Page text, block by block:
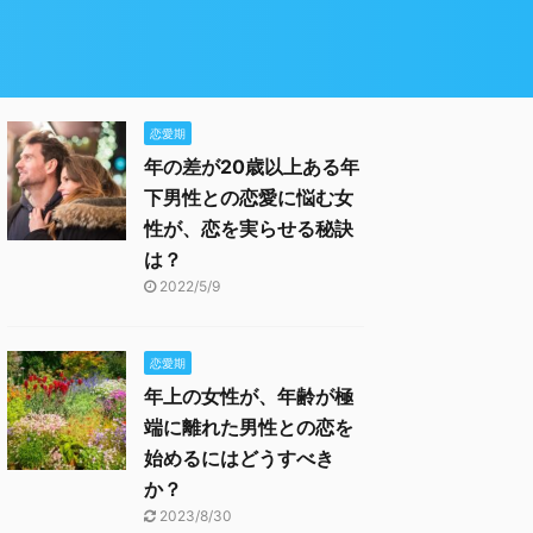
恋愛期
年の差が20歳以上ある年
下男性との恋愛に悩む女
性が、恋を実らせる秘訣
は？
2022/5/9
恋愛期
年上の女性が、年齢が極
端に離れた男性との恋を
始めるにはどうすべき
か？
2023/8/30